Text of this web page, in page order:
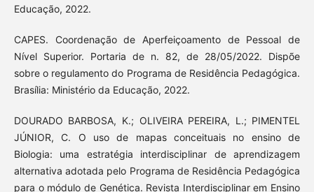
Educação, 2022.
CAPES. Coordenação de Aperfeiçoamento de Pessoal de
Nível Superior. Portaria de n. 82, de 28/05/2022. Dispõe
sobre o regulamento do Programa de Residência Pedagógica.
Brasília: Ministério da Educação, 2022.
DOURADO BARBOSA, K.; OLIVEIRA PEREIRA, L.; PIMENTEL
JÚNIOR, C. O uso de mapas conceituais no ensino de
Biologia: uma estratégia interdisciplinar de aprendizagem
alternativa adotada pelo Programa de Residência Pedagógica
para o módulo de Genética. Revista Interdisciplinar em Ensino